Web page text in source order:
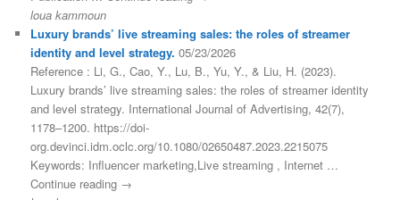
loua kammoun
Luxury brands’ live streaming sales: the roles of streamer
identity and level strategy. 05/23/2026
Reference : Li, G., Cao, Y., Lu, B., Yu, Y., & Liu, H. (2023).
Luxury brands’ live streaming sales: the roles of streamer identity
and level strategy. International Journal of Advertising, 42(7),
1178–1200. https://doi-
org.devinci.idm.oclc.org/10.1080/02650487.2023.2215075
Keywords: Influencer marketing,Live streaming , Internet …
Continue reading →